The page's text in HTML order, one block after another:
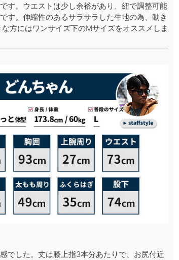
す。ウエストは少し余裕があり、紐で調整可能
す。伸縮性のあるサラサラした生地の為、動き
方にはワンサイズ下のMサイズをオススメしま
でした。丈は膝上指3本分あたりで、お尻付近